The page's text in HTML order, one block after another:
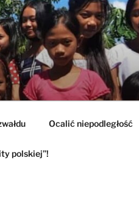
Ocalić niepodległość
polskiej”!